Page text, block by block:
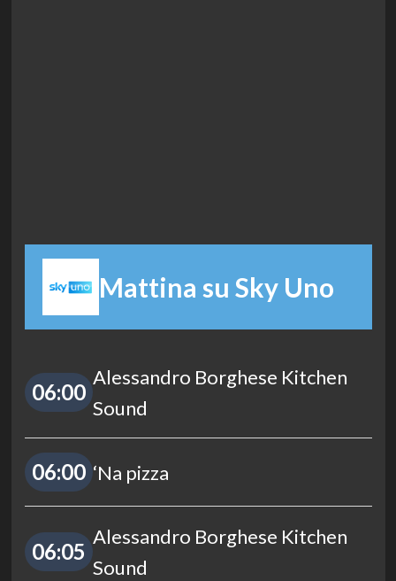
Mattina su Sky Uno
06:00
Alessandro Borghese Kitchen
Sound
06:00 ‘Na pizza
06:05
Alessandro Borghese Kitchen
Sound